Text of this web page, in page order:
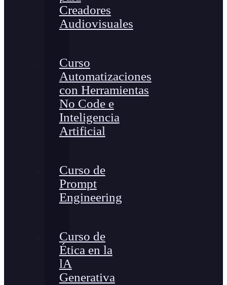
Creadores
Audiovisuales
Curso
Automatizaciones
con Herramientas
No Code e
Inteligencia
Artificial
Curso de
Prompt
Engineering
Curso de
Ética en la
lA
Generativa